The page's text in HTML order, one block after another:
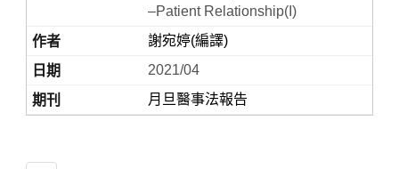
–Patient Relationship(I)
謝宛婷(編譯)
2021/04
月旦醫事法報告